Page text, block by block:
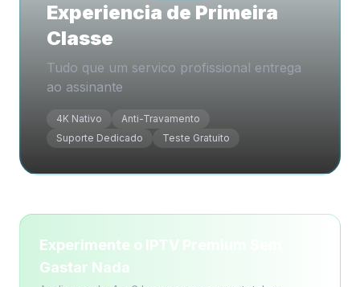
Experiencia de Primeira
Classe
Tudo que um servico profissional entrega
ao assinante
4K Nativo
Anti-Travamento
Suporte Dedicado
Teste Gratuito
Experimente o IPTV Premium Sem
Gastar Nada